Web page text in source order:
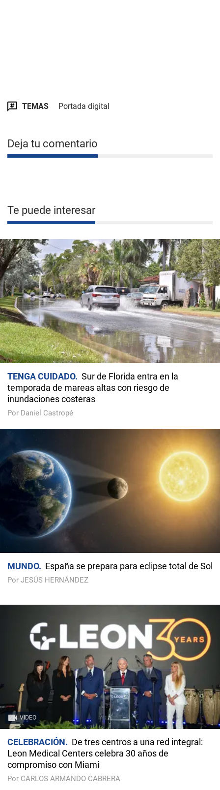
TEMAS Portada digital
Deja tu comentario
Te puede interesar
TENGA CUIDADO
Sur de Florida entra en la
temporada de mareas altas con riesgo de
inundaciones costeras
Por Daniel Castropé
MUNDO España se prepara para eclipse total de Sol
Por JESÚS HERNÁNDEZ
VIDEO
CELEBRACIÓN
De tres centros a una red integral:
Leon Medical Centers celebra 30 años de
compromiso con Miami
Por CARLOS ARMANDO CABRERA